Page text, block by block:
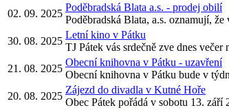
02. 09. 2025
Poděbradská Blata a.s. - prodej obilí
Poděbradská Blata, a.s. oznamují,
30. 08. 2025
Letní kino v Pátku
TJ Pátek vás srdečně zve dnes
21. 08. 2025
Obecní knihovna v Pátku - uzavření
Obecní knihovna v Pátku bude v
20. 08. 2025
Zájezd do divadla v Kutné Hoře
Obec Pátek pořádá v sobotu 13. září